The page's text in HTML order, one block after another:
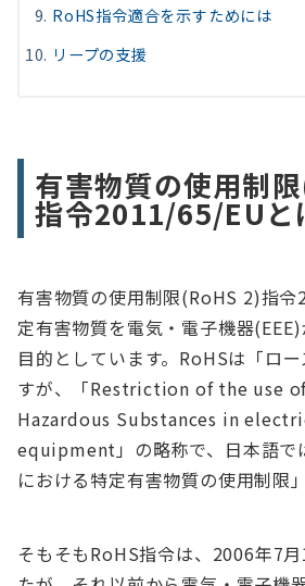
RoHS指令適合を示すためには
リープの支援
有害物質の使用制
指令2011/65/EUと
有害物質の使用制限(RoHS 2)指
定有害物質を電気・電子機器
目的としています。RoHSは「ロ
すが、「Restriction of the use
Hazardous Substances in
equipment」の略称で、日本語で
における特定有害物質の使用制限
そもそもRoHS指令は、2006年7